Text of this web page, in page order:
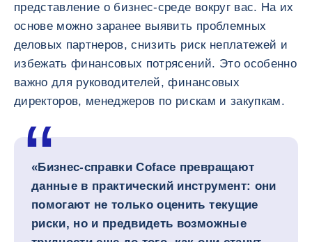
представление о бизнес-среде вокруг вас. На их
основе можно заранее выявить проблемных
деловых партнеров, снизить риск неплатежей и
избежать финансовых потрясений. Это особенно
важно для руководителей, финансовых
директоров, менеджеров по рискам и закупкам.
«Бизнес-справки Coface превращают
данные в практический инструмент: они
помогают не только оценить текущие
риски, но и предвидеть возможные